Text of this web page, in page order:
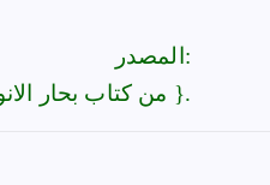
المصدر:
{ من كتاب بحار الانوار : 48 }.